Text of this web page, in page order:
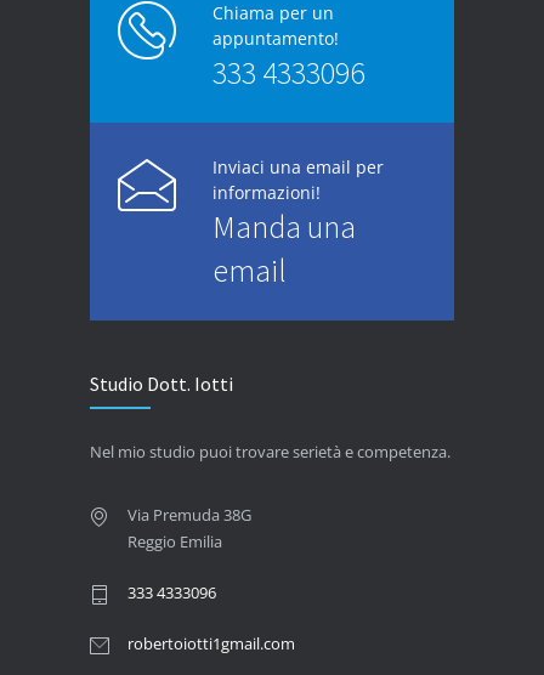
Chiama per un
appuntamento!
333 4333096
Inviaci una email per
informazioni!
Manda una
email
Studio Dott. Iotti
Nel mio studio puoi trovare serietà e competenza.
Via Premuda 38G
Reggio Emilia
333 4333096
robertoiotti1gmail.com